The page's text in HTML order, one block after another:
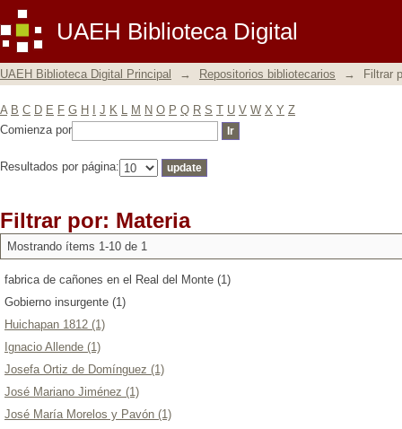
UAEH Biblioteca Digital
Filtrar por: Materia
UAEH Biblioteca Digital Principal → Repositorios bibliotecarios → Filtrar
A B C D E F G H J K L M N O P Q R S T U V W X Y Z
Comienza por
Resultados por página:
Filtrar por: Materia
Mostrando ítems 1-10 de 1
fabrica de cañones en el Real del Monte (1)
Gobierno insurgente (1)
Huichapan 1812 (1)
Ignacio Allende (1)
Josefa Ortiz de Domínguez (1)
José Mariano Jiménez (1)
José María Morelos y Pavón (1)